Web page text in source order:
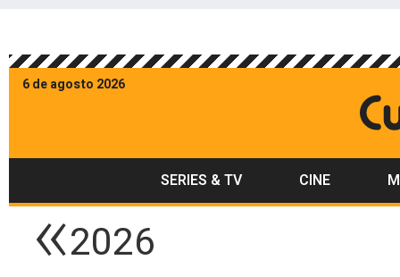
6 de agosto 2026
SERIES & TV CINE
2026